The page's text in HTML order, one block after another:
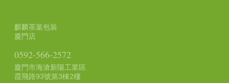
麒麟茶葉包裝
廈門店
0592-566-2572
廈門市海滄新陽工業區
霞飛路93號第3棟2樓